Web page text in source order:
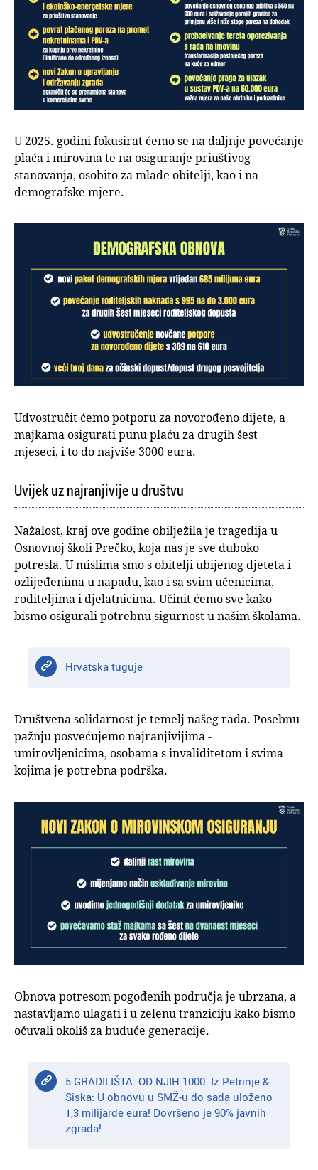
U 2025. godini fokusirat ćemo se na daljnje povećanje
plaća i mirovina te na osiguranje priuštivog
stanovanja, osobito za mlade obitelji, kao i na
demografske mjere.
Udvostručit ćemo potporu za novorođeno dijete, a
majkama osigurati punu plaću za drugih šest
mjeseci, i to do najviše 3000 eura.
Uvijek uz najranjivije u društvu
Nažalost, kraj ove godine obilježila je tragedija u
Osnovnoj školi Prečko, koja nas je sve duboko
potresla. U mislima smo s obitelji ubijenog djeteta i
ozlijeđenima u napadu, kao i sa svim učenicima,
roditeljima i djelatnicima. Učinit ćemo sve kako
bismo osigurali potrebnu sigurnost u našim školama.
Hrvatska tuguje
Društvena solidarnost je temelj našeg rada. Posebnu
pažnju posvećujemo najranjivijima -
umirovljenicima, osobama s invaliditetom i svima
kojima je potrebna podrška.
Obnova potresom pogođenih područja je ubrzana, a
nastavljamo ulagati i u zelenu tranziciju kako bismo
očuvali okoliš za buduće generacije.
5 GRADILIŠTA. OD NJIH 1000. Iz Petrinje &
Siska: U obnovu u SMŽ-u do sada uloženo
1,3 milijarde eura! Dovršeno je 90% javnih
zgrada!